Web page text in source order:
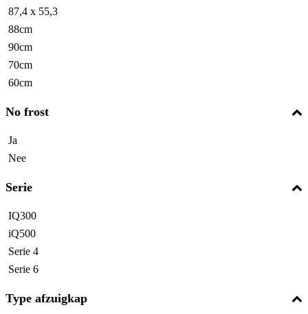
87,4 x 55,3
88cm
90cm
70cm
60cm
No frost
Ja
Nee
Serie
IQ300
iQ500
Serie 4
Serie 6
Type afzuigkap